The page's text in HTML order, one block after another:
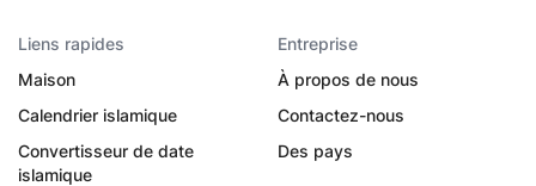
Liens rapides
Maison
Calendrier islamique
Convertisseur de date
islamique
Entreprise
À propos de nous
Contactez-nous
Des pays